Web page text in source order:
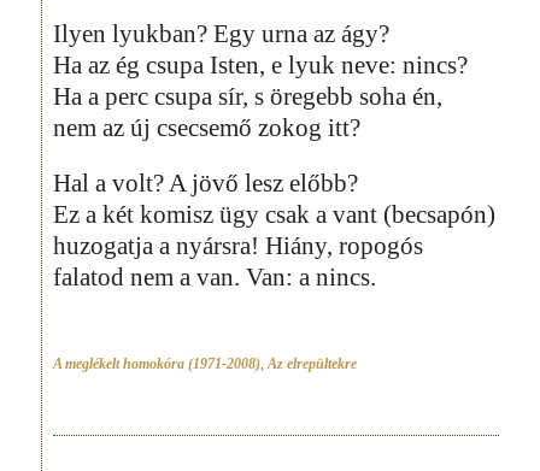
Ilyen lyukban? Egy urna az ágy?
Ha az ég csupa Isten, e lyuk neve: nincs?
Ha a perc csupa sír, s öregebb soha én,
nem az új csecsemő zokog itt?
Hal a volt? A jövő lesz előbb?
Ez a két komisz ügy csak a vant (becsapón)
huzogatja a nyársra! Hiány, ropogós
falatod nem a van. Van: a nincs.
A meglékelt homokóra (1971-2008),Az elrepültekre